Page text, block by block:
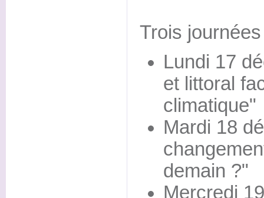
Trois
Lundi 17
et littoral
climatique"
Mardi 18
demain ?"
Mercredi